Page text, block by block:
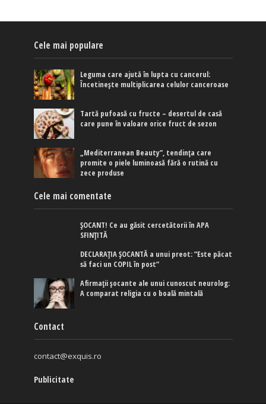
Cele mai populare
Leguma care ajută în lupta cu cancerul:
Încetinește multiplicarea celulor canceroase
Tartă pufoasă cu fructe – desertul de casă
care pune în valoare orice fruct de sezon
„Mediterranean Beauty”, tendința care
promite o piele luminoasă fără o rutină cu
zece produse
Cele mai comentate
ȘOCANT! Ce au găsit cercetătorii în APA
SFINȚITĂ
DECLARAȚIA ȘOCANTĂ a unui preot: ”Este păcat
să faci un COPIL în post”
Afirmaţii şocante ale unui cunoscut neurolog:
A comparat religia cu o boală mintală
Contact
contact@exquis.ro
Publicitate